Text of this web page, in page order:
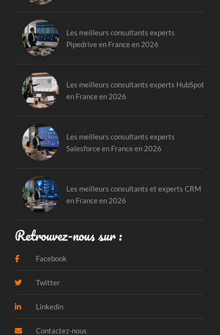
Les meilleurs consultants experts
Pipedrive en France en 2026
Les meilleurs consultants experts HubSpot
en France en 2026
Les meilleurs consultants experts
Salesforce en France en 2026
Les meilleurs consultants et experts CRM
en France en 2026
Retrouvez-nous sur :
Facebook
Twitter
Linkedin
Contactez-nous